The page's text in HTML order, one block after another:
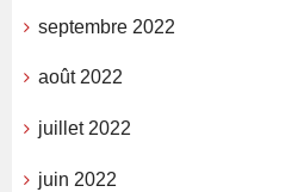
septembre 2022
août 2022
juillet 2022
juin 2022